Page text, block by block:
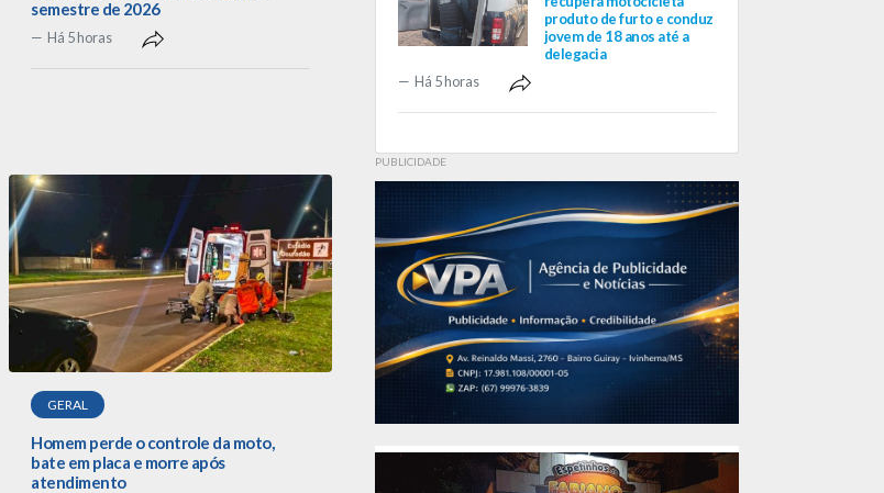
semestre de 2026
Há 5 horas
GERAL
Homem perde o controle da moto,
bate em placa e morre após
atendimento
produto de furto e conduz
jovem de 18 anos até a
delegacia
Há 5 horas
PUBLICIDADE